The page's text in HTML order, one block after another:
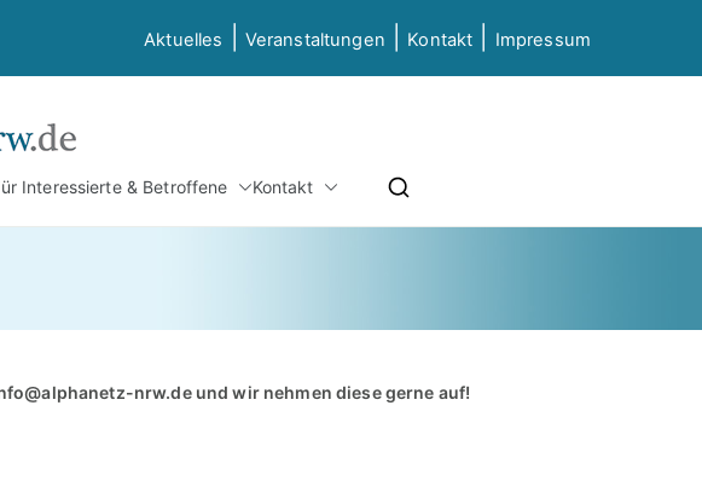
Aktuelles Veranstaltungen Kontakt Impressum
NRW
Alphabetisierung & Grundbildung NRW
Interessierte & Betroffene Kontakt
nrw.deund wir nehmen diese gerne auf!